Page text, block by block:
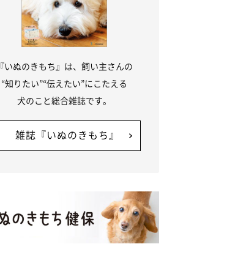
『いぬのきもち』は、飼い主さんの
“知りたい”“伝えたい”にこたえる
犬のこと総合雑誌です。
雑誌『いぬのきもち』